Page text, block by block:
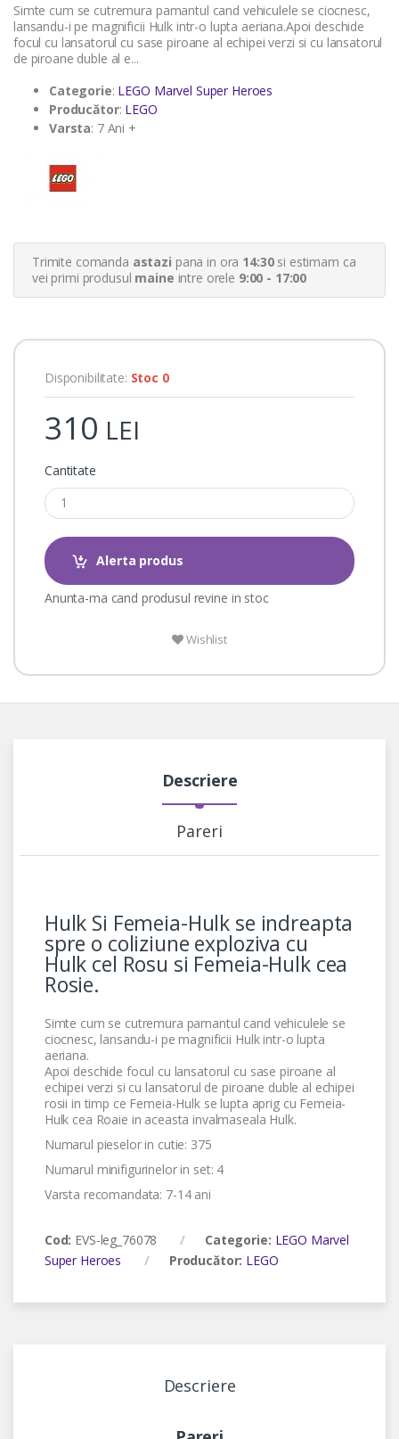
o
u
t
o
f
r
i
Simte cum se cutremura pamantul cand vehiculele se ciocnesc,
lansandu-i pe magnificii Hulk intr-o lupta aeriana.Apoi deschide
focul cu lansatorul cu sase piroane al echipei verzi si cu lansatorul
de piroane duble al e...
Categorie: LEGO Marvel Super Heroes
Producător: LEGO
Varsta: 7 Ani +
Trimite comanda astazi pana in ora 14:30si estimam ca
vei primi produsul maine intre orele 9:00 - 17:00
Disponibilitate: Stoc 0
310 LEI
Cantitate
Alerta produs
Anunta-ma cand produsul revine in stoc
Wishlist
Descriere
Pareri
Hulk Si Femeia-Hulk se indreapta
spre o coliziune exploziva cu
Hulk cel Rosu si Femeia-Hulk cea
Rosie.
Simte cum se cutremura pamantul cand vehiculele se
ciocnesc, lansandu-i pe magnificii Hulk intr-o lupta
aeriana.
Apoi deschide focul cu lansatorul cu sase piroane al
echipei verzi si cu lansatorul de piroane duble al echipei
rosii in timp ce Femeia-Hulk se lupta aprig cu Femeia-
Hulk cea Roaie in aceasta invalmaseala Hulk.
Numarul pieselor in cutie: 375
Numarul minifigurinelor in set: 4
Varsta recomandata: 7-14 ani
Cod: EVS-leg_76078 Categorie: LEGO Marvel
Super Heroes
Producător: LEGO
Descriere